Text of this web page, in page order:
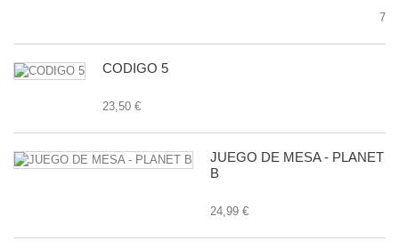
CODIGO 5
23,50 €
JUEGO DE MESA - PLANET
B
24,99 €